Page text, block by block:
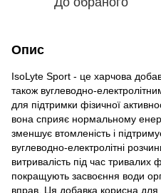
Опис
IsoLyte Sport - це харчова
також вуглеводно-
для підтримки фізичної
вона сприяє нормальному
зменшує втомленість і
вуглеводно-електролітні
витривалість під час тривалих
покращують засвоєння води
вправ. Ця добавка корисна для